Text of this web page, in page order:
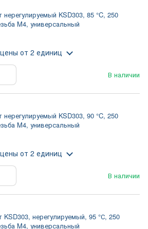
нерегулируемый KSD303, 85 °C, 250
M4, универсальный
В наличии
от 2 единиц
нерегулируемый KSD303, 90 °C, 250
M4, универсальный
В наличии
от 2 единиц
KSD303, нерегулируемый, 95 °С, 250
M4, универсальный